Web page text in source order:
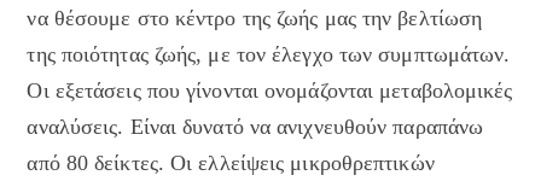
να θέσουμε στο κέντρο της ζωής μας την βελτίωση
της ποιότητας ζωής, με τον έλεγχο των συμπτωμάτων.
Οι εξετάσεις που γίνονται ονομάζονται μεταβολομικές
αναλύσεις. Είναι δυνατό να ανιχνευθούν παραπάνω
από 80 δείκτες. Οι ελλείψεις μικροθρεπτικών